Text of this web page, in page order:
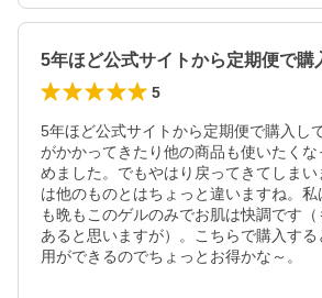
5
5年ほど公式サイトから定期便で購入し
がかかってきたり他の商品も使いたく
めました。でもやはり戻ってきてしま
は他のものとはちょっと違いますね。
も晩もこのゲルのみでお肌は快調です
あると思いますが）。こちらで購入す
用ができるのでちょっとお得かな～。